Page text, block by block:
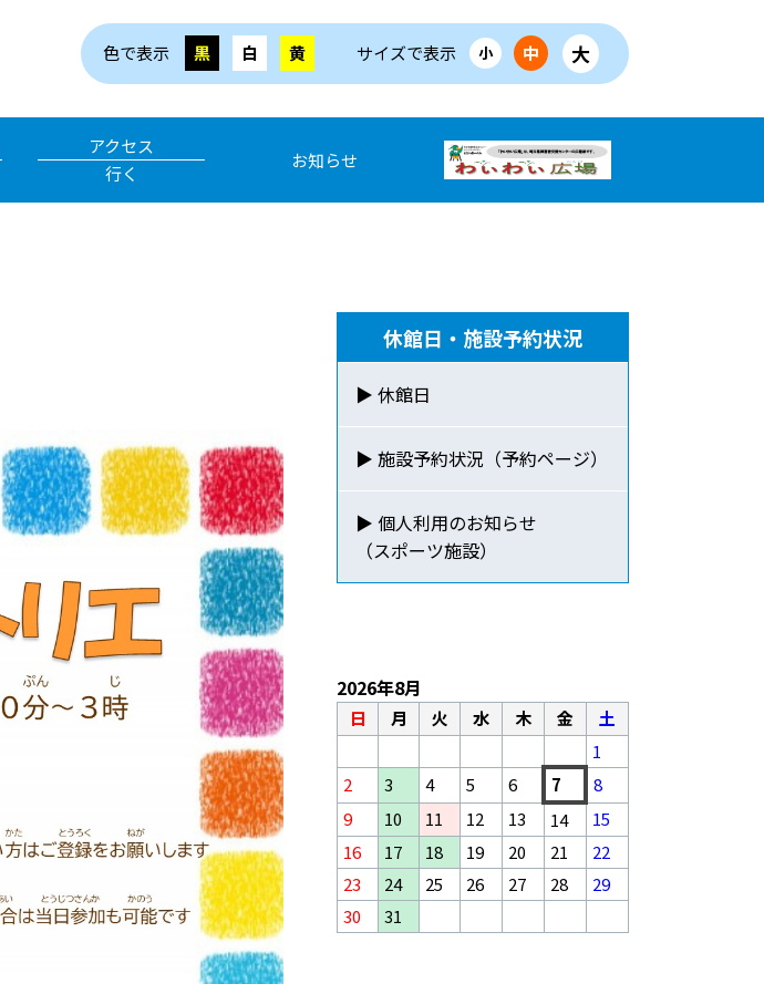
色で表示 黒 白 黄 サイズで表示 小 中 大
アクセス
行く
お知らせ
休館日・施設予約状況
▶ 休館日
▶ 施設予約状況（予約ページ）
▶ 個人利用のお知らせ
（スポーツ施設）
2026年8月
日 月 火 水 木 金
土
1
2
3 4 5 6 7
8
9
10 11 12 13 14
15
16
17 18 19 20 21
22
23
24 25 26 27 28
29
30
31